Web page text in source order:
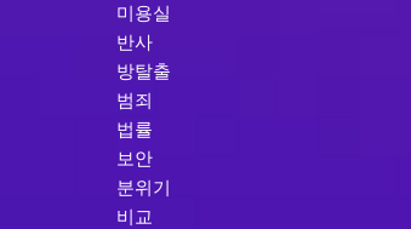
미용실
반사
방탈출
범죄
법률
보안
분위기
비교